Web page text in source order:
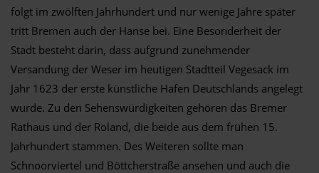
folgt im zwölften Jahrhundert und nur wenige Jahre später
tritt Bremen auch der Hanse bei. Eine Besonderheit der
Stadt besteht darin, dass aufgrund zunehmender
Versandung der Weser im heutigen Stadtteil Vegesack im
Jahr 1623 der erste künstliche Hafen Deutschlands angelegt
wurde. Zu den Sehenswürdigkeiten gehören das Bremer
Rathaus und der Roland, die beide aus dem frühen 15.
Jahrhundert stammen. Des Weiteren sollte man
Schnoorviertel und Böttcherstraße ansehen und auch die